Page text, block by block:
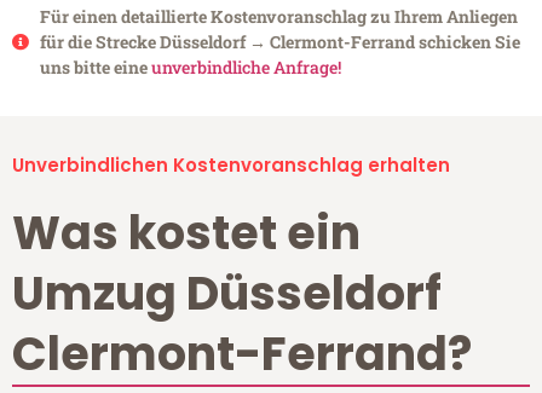
Für einen detaillierte Kostenvoranschlag zu Ihrem Anliegen
für die Strecke Düsseldorf → Clermont-Ferrand schicken Sie
uns bitte eineunverbindliche Anfrage!
Unverbindlichen Kostenvoranschlag erhalten
Was kostet ein
Umzug Düsseldorf
Clermont-Ferrand?